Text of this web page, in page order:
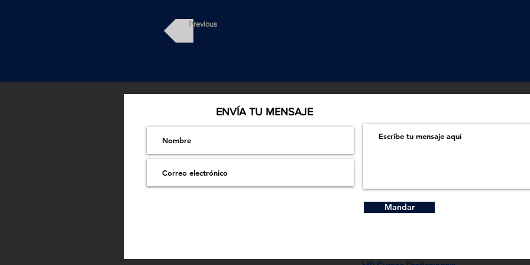
Previous
ENVÍA TU MENSAJE
Mandar